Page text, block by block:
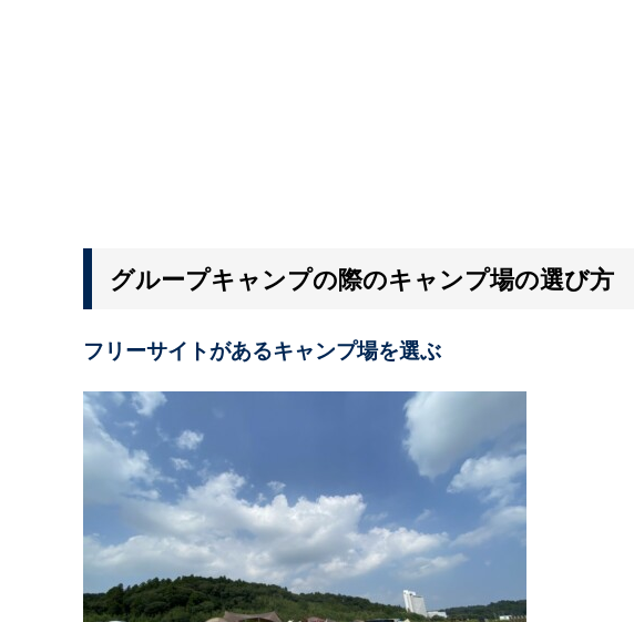
グループキャンプの際のキャンプ場の選び方
フリーサイトがあるキャンプ場を選ぶ